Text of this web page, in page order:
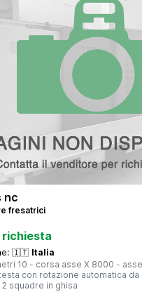
nc
fresatrici
richiesta
🇮🇹 Italia
10 - corsa asse X 8000 -
con rotazione automatica da
2 squadre in ghisa